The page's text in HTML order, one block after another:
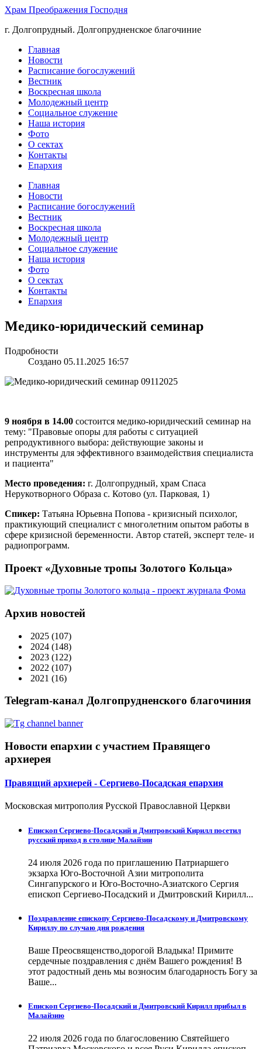
Храм Преображения Господня
г. Долгопрудный. Долгопрудненское благочиние
Главная
Новости
Расписание богослужений
Вестник
Воскресная школа
Молодежный центр
Социальное служение
Наша история
Фото
О сектах
Контакты
Епархия
Главная
Новости
Расписание богослужений
Вестник
Воскресная школа
Молодежный центр
Социальное служение
Наша история
Фото
О сектах
Контакты
Епархия
Медико-юридический семинар
Подробности
Создано 05.11.2025 16:57
9 ноября в 14.00 состоится медико-юридический семинар на
тему: "Правовые опоры для работы с ситуацией
репродуктивного выбора: действующие законы и
инструменты для эффективного взаимодействия специалиста
и пациента"
Место проведения: г. Долгопрудный, храм Спаса
Нерукотворного Образа с. Котово (ул. Парковая, 1)
Спикер: Татьяна Юрьевна Попова - кризисный психолог,
практикующий специалист с многолетним опытом работы в
сфере кризисной беременности. Автор статей, эксперт теле- и
радиопрограмм.
Проект «Духовные тропы Золотого Кольца»
Архив новостей
2025 (107)
2024 (148)
2023 (122)
2022 (107)
2021 (16)
Telegram-канал Долгопрудненского благочиния
Новости епархии с участием Правящего
архиерея
Правящий архиерей - Сергиево-Посадская епархия
Московская митрополия Русской Православной Церкви
Епископ Сергиево-Посадский и Дмитровский Кирилл посетил
русский приход в столице Малайзии
24 июля 2026 года по приглашению Патриаршего
экзарха Юго-Восточной Азии митрополита
Сингапурского и Юго-Восточно-Азиатского Сергия
епископ Сергиево-Посадский и Дмитровский Кирилл...
Поздравление епископу Сергиево-Посадскому и Дмитровскому
Кириллу по случаю дня рождения
Ваше Преосвященство,дорогой Владыка! Примите
сердечные поздравления с днём Вашего рождения! В
этот радостный день мы возносим благодарность Богу за
Ваше...
Епископ Сергиево-Посадский и Дмитровский Кирилл прибыл в
Малайзию
22 июля 2026 года по благословению Святейшего